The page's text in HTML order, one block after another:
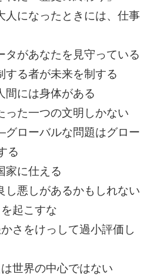
になったときには、仕事
があなたを見守っている
る者が未来を制する
には身体がある
た一つの文明しかない
ローバルな問題はグロー
る
に仕える
悪しがあるかもしれない
起こすな
さをけっして過小評価し
世界の中心ではない